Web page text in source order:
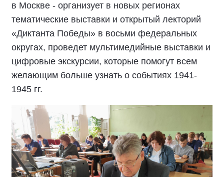
в Москве - организует в новых регионах
тематические выставки и открытый лекторий
«Диктанта Победы» в восьми федеральных
округах, проведет мультимедийные выставки и
цифровые экскурсии, которые помогут всем
желающим больше узнать о событиях 1941-
1945 гг.